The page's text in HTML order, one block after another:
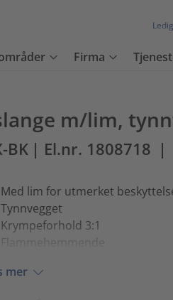
Firma
m/lim,
BK | El.nr. 1808718 |
Med lim for utmerket
Tynnvegget
Krympeforhold 3:1
Flammehemmende
mer